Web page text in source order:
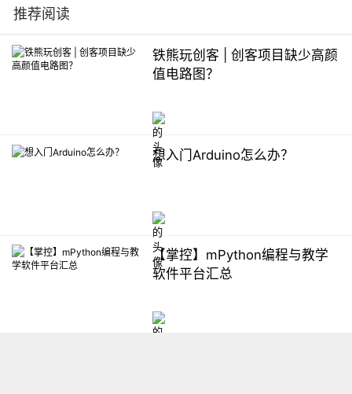
推荐阅读
铁熊玩创客 | 创客项目缺少高颜
值电路图？
想入门Arduino怎么办？
【掌控】mPython编程与教学
软件平台汇总